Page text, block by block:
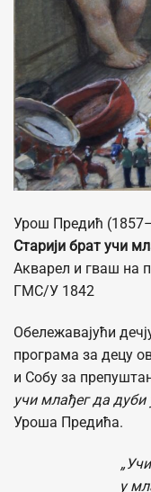
Урош Предић
Старији брат учи
Акварел и гваш на
ГМС/У 1842
Обележавајући
програма за децу
и Собу за
учи млађег да дуби
Уроша Предића.
у